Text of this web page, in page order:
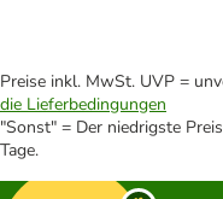
Preise inkl. MwSt. UVP =
die Lieferbedingungen
"Sonst" = Der niedrigste
Tage.